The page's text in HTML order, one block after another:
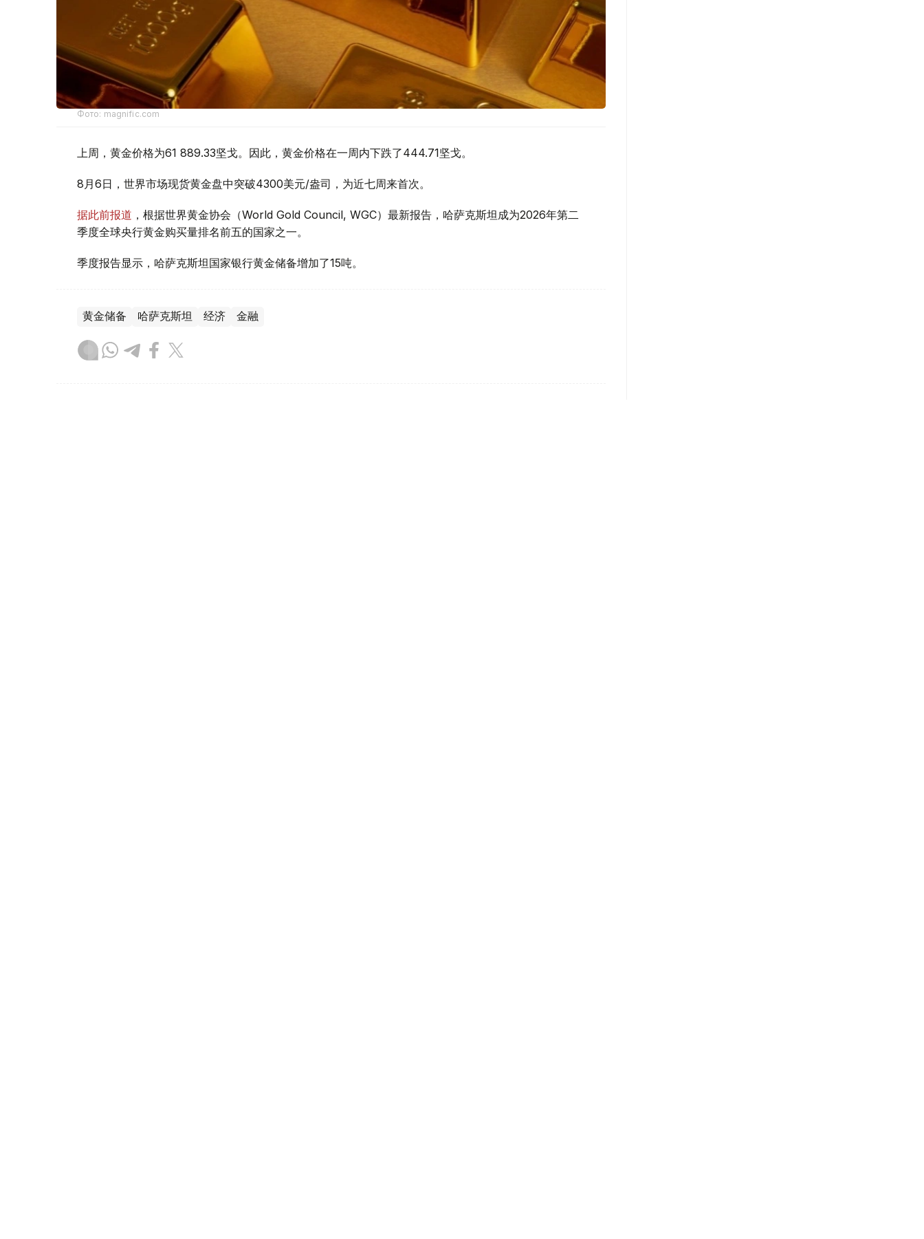
Фото: magnific.com
上周，黄金价格为61 889.33坚戈。因此，黄金价格在一周内下跌了444.71坚戈。
8月6日，世界市场现货黄金盘中突破4300美元/盎司，为近七周来首次。
据此前报道 ，根据世界黄金协会（World Gold Council, WGC）最新报告，哈萨克斯坦成为2026年第二
季度全球央行黄金购买量排名前五的国家之一。
季度报告显示，哈萨克斯坦国家银行黄金储备增加了15吨。
黄金储备 哈萨克斯坦 经济 金融